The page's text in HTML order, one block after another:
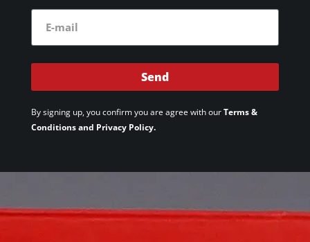
Send
By signing up, you confirm you are agree with ourTerms &
Conditions and Privacy Policy.